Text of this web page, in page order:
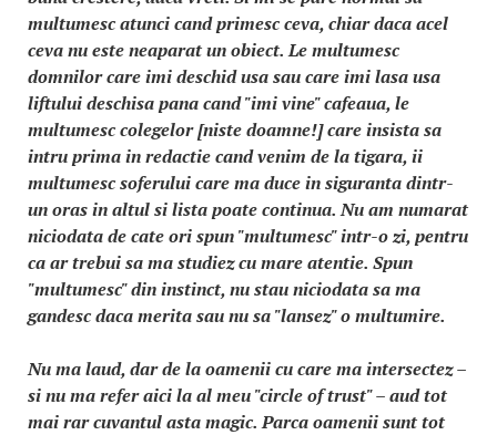
multumesc atunci cand primesc ceva, chiar daca acel
ceva nu este neaparat un obiect. Le multumesc
domnilor care imi deschid usa sau care imi lasa usa
liftului deschisa pana cand "imi vine" cafeaua, le
multumesc colegelor [niste doamne!] care insista sa
intru prima in redactie cand venim de la tigara, ii
multumesc soferului care ma duce in siguranta dintr-
un oras in altul si lista poate continua. Nu am numarat
niciodata de cate ori spun "multumesc" intr-o zi, pentru
ca ar trebui sa ma studiez cu mare atentie. Spun
"multumesc" din instinct, nu stau niciodata sa ma
gandesc daca merita sau nu sa "lansez" o multumire.
Nu ma laud, dar de la oamenii cu care ma intersectez –
si nu ma refer aici la al meu "circle of trust" – aud tot
mai rar cuvantul asta magic. Parca oamenii sunt tot